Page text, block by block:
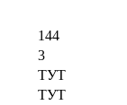
144
3
ТУТ
ТУТ